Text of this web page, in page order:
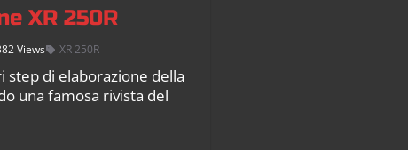
XR 250R
Views XR 250R
step di elaborazione della
una famosa rivista del